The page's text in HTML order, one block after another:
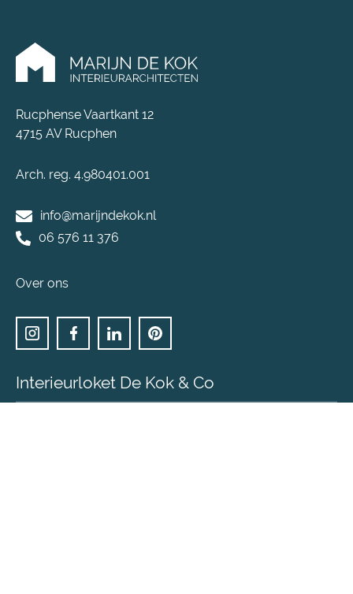
Rucphense Vaartkant 12
4715 AV Rucphen
Arch. reg. 4.980401.001
info@marijndekok.nl
06 576 11 376
Over ons
Interieurloket De Kok & Co